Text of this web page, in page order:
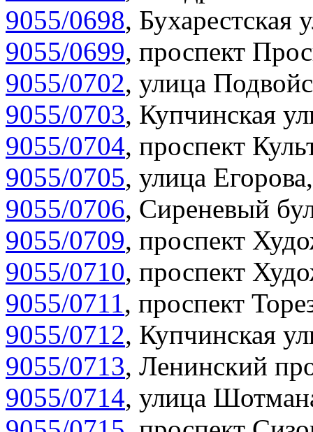
9055/0698, Бухарестская
9055/0699, проспект
9055/0702, улица
9055/0703, Купчинская
9055/0704, проспект
9055/0705, улица
9055/0706, Сиреневый
9055/0709, проспект
9055/0710, проспект
9055/0711, проспект
9055/0712, Купчинская
9055/0713, Ленинский
9055/0714, улица